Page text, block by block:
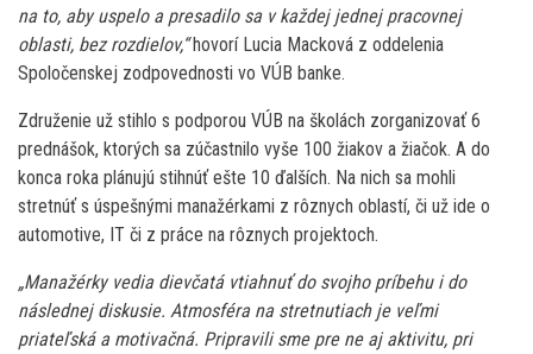
na to, aby uspelo a presadilo sa v každej jednej pracovnej
oblasti, bez rozdielov,“hovorí Lucia Macková z oddelenia
Spoločenskej zodpovednosti vo VÚB banke.
Združenie už stihlo s podporou VÚB na školách zorganizovať 6
prednášok, ktorých sa zúčastnilo vyše 100 žiakov a žiačok. A do
konca roka plánujú stihnúť ešte 10 ďalších. Na nich sa mohli
stretnúť s úspešnými manažérkami z rôznych oblastí, či už ide o
automotive, IT či z práce na rôznych projektoch.
„Manažérky vedia dievčatá vtiahnuť do svojho príbehu i do
následnej diskusie. Atmosféra na stretnutiach je veľmi
priateľská a motivačná. Pripravili sme pre ne aj aktivitu, pri